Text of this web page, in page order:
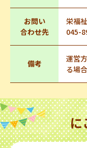
お問い
合わせ先
栄福
045-
備考
運営
る場
に